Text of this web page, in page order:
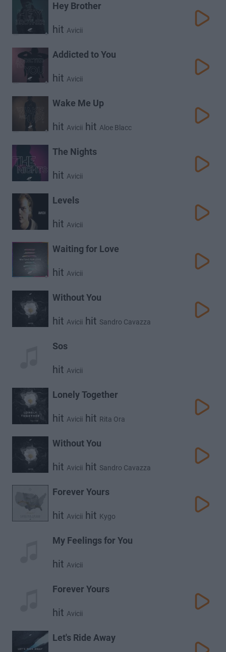
Hey Brother
hit Avicii
Addicted to You
hit Avicii
Wake Me Up
hit Avicii hit Aloe Blacc
The Nights
hit Avicii
Levels
hit Avicii
Waiting for Love
hit Avicii
Without You
hit Avicii hit Sandro Cavazza
Sos
hit Avicii
Lonely Together
hit Avicii hit Rita Ora
Without You
hit Avicii hit Sandro Cavazza
Forever Yours
hit Avicii hit Kygo
My Feelings for You
hit Avicii
Forever Yours
hit Avicii
Let's Ride Away